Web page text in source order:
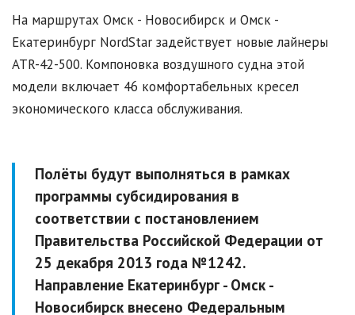
На маршрутах Омск - Новосибирск и Омск -
Екатеринбург NordStar задействует новые лайнеры
ATR-42-500. Компоновка воздушного судна этой
модели включает 46 комфортабельных кресел
экономического класса обслуживания.
Полёты будут выполняться в рамках
программы субсидирования в
соответствии с постановлением
Правительства Российской Федерации от
25 декабря 2013 года №1242.
Направление Екатеринбург - Омск -
Новосибирск внесено Федеральным